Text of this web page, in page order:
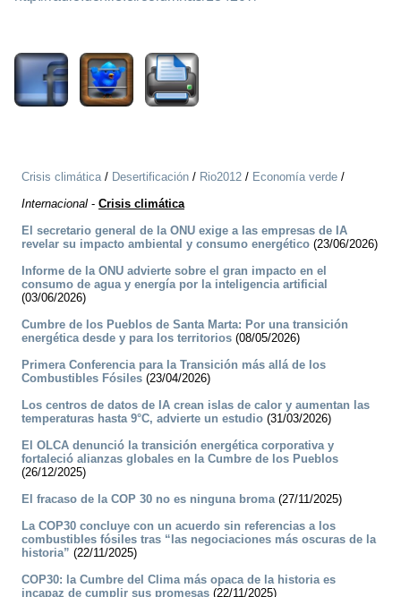
Crisis climática/ Desertificación / Rio2012 / Economía verde /
Internacional - Crisis climática
El secretario general de la ONU exige a las empresas de IA
revelar su impacto ambiental y consumo energético (23/06/2026)
Informe de la ONU advierte sobre el gran impacto en el
consumo de agua y energía por la inteligencia artificial
(03/06/2026)
Cumbre de los Pueblos de Santa Marta: Por una transición
energética desde y para los territorios (08/05/2026)
Primera Conferencia para la Transición más allá de los
Combustibles Fósiles (23/04/2026)
Los centros de datos de IA crean islas de calor y aumentan las
temperaturas hasta 9°C, advierte un estudio (31/03/2026)
El OLCA denunció la transición energética corporativa y
fortaleció alianzas globales en la Cumbre de los Pueblos
(26/12/2025)
El fracaso de la COP 30 no es ninguna broma(27/11/2025)
La COP30 concluye con un acuerdo sin referencias a los
combustibles fósiles tras “las negociaciones más oscuras de la
historia” (22/11/2025)
COP30: la Cumbre del Clima más opaca de la historia es
incapaz de cumplir sus promesas (22/11/2025)